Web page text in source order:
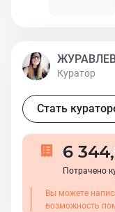
Куратор
Стать
6
Потрачено
Вы можете
возможность